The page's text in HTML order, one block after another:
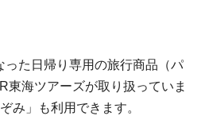
た日帰り専用の旅行商品（パ
東海ツアーズが取り扱っていま
み」も利用できます。